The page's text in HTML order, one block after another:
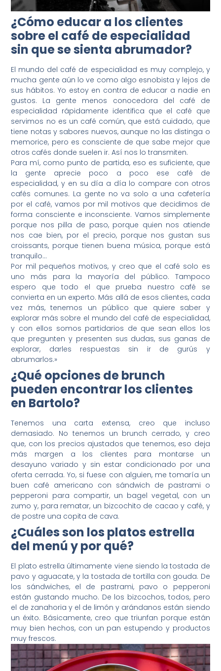
¿Cómo educar a los clientes
sobre el café de especialidad
sin que se sienta abrumador?
El mundo del café de especialidad es muy complejo, y
mucha gente aún lo ve como algo esnobista y lejos de
sus hábitos. Yo estoy en contra de educar a nadie en
gustos. La gente menos conocedora del café de
especialidad rápidamente identifica que el café que
servimos no es un café común, que está cuidado, que
tiene notas y sabores nuevos, aunque no las distinga o
memorice, pero es consciente de que sabe mejor que
otros cafés donde suelen ir. Así nos lo transmiten.
Para mí, como punto de partida, eso es suficiente, que
la gente aprecie poco a poco ese café de
especialidad, y en su día a día lo compare con otros
cafés comunes. La gente no va solo a una cafetería
por el café, vamos por mil motivos que decidimos de
forma consciente e inconsciente. Vamos simplemente
porque nos pilla de paso, porque quien nos atiende
nos cae bien, por el precio, porque nos gustan sus
croissants, porque tienen buena música, porque está
tranquilo…
Por mil pequeños motivos, y creo que el café solo es
uno más para la mayoría del público. Tampoco
espero que todo el que prueba nuestro café se
convierta en un experto. Más allá de esos clientes, cada
vez más, tenemos un público que quiere saber y
explorar más sobre el mundo del café de especialidad,
y con ellos somos partidarios de que sean ellos los
que pregunten y presenten sus dudas, sus ganas de
explorar, darles respuestas sin ir de gurús y
abrumarlos.»
¿Qué opciones de brunch
pueden encontrar los clientes
en Bartolo?
Tenemos una carta extensa, creo que incluso
demasiado. No tenemos un brunch cerrado, y creo
que, con los precios ajustados que tenemos, eso deja
más margen a los clientes para montarse un
desayuno variado y sin estar condicionado por una
oferta cerrada. Yo, si fuese con alguien, me tomaría un
buen café americano con sándwich de pastrami o
pepperoni para compartir, un bagel vegetal, con un
zumo y, para rematar, un bizcochito de cacao y café, y
de postre una copita de cava.
¿Cuáles son los platos estrella
del menú y por qué?
El plato estrella últimamente viene siendo la tostada de
pavo y aguacate, y la tostada de tortilla con gouda. De
los sándwiches, el de pastrami, pavo o pepperoni
están gustando mucho. De los bizcochos, todos, pero
el de zanahoria y el de limón y arándanos están siendo
un éxito. Básicamente, creo que triunfan porque están
muy bien hechos, con un pan estupendo y productos
muy frescos.